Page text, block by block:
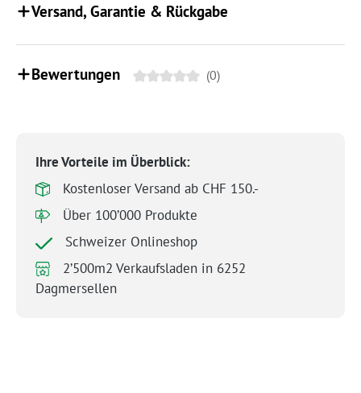
Versand, Garantie & Rückgabe
Bewertungen (0)
Ihre Vorteile im Überblick:
Kostenloser Versand ab CHF 150.-
Über 100’000 Produkte
Schweizer Onlineshop
2’500m2 Verkaufsladen in 6252
Dagmersellen